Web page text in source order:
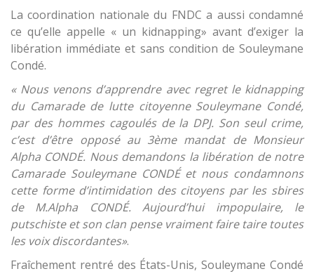
La coordination nationale du FNDC a aussi condamné
ce qu’elle appelle « un kidnapping» avant d’exiger la
libération immédiate et sans condition de Souleymane
Condé.
« Nous venons d’apprendre avec regret le kidnapping
du Camarade de lutte citoyenne Souleymane Condé,
par des hommes cagoulés de la DPJ. Son seul crime,
c’est d’être opposé au 3ème mandat de Monsieur
Alpha CONDÉ. Nous demandons la libération de notre
Camarade Souleymane CONDÉ et nous condamnons
cette forme d’intimidation des citoyens par les sbires
de M.Alpha CONDÉ. Aujourd’hui impopulaire, le
putschiste et son clan pense vraiment faire taire toutes
les voix discordantes».
Fraîchement rentré des États-Unis, Souleymane Condé